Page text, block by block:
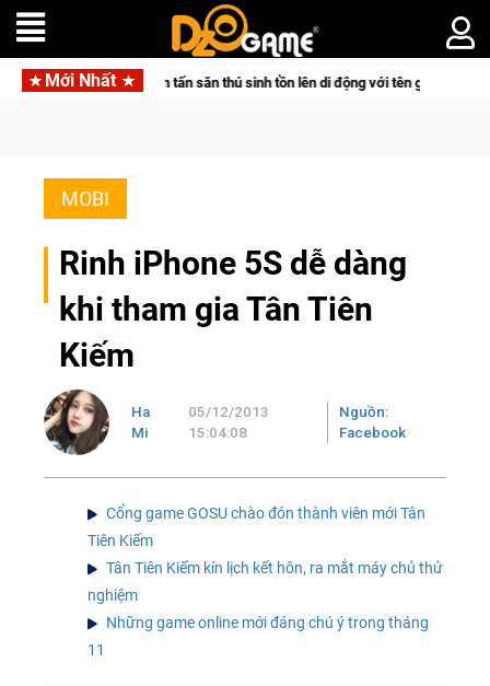
Mới Nhất
đưa bom tấn săn thú sinh tồn lên di động với tên gọi Palworld Online
MOBI
Rinh iPhone 5S dễ dàng
khi tham gia Tân Tiên
Kiếm
Ha
Mi
05/12/2013
15:04:08
Nguồn:
Facebook
Cổng game GOSU chào đón thành viên mới Tân
Tiên Kiếm
Tân Tiên Kiếm kín lịch kết hôn, ra mắt máy chủ thử
nghiệm
Những game online mới đáng chú ý trong tháng
11